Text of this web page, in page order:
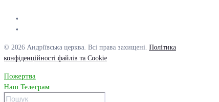
© 2026 Андріївська церква. Всі права захищені. Політика
конфіденційності файлів та Cookie
Пожертва
Наш Телеграм